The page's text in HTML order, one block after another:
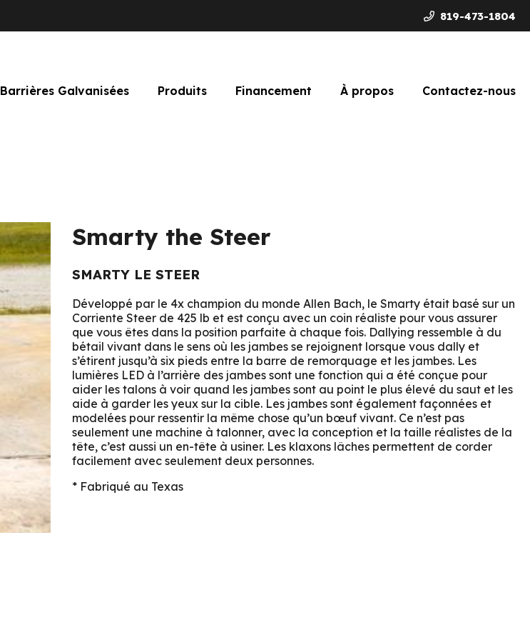
819-473-1804
Barrières Galvanisées Produits Financement À propos Contactez-nous
Smarty the Steer
SMARTY LE STEER
Développé par le 4x champion du monde Allen Bach, le Smarty était basé sur un
Corriente Steer de 425 lb et est conçu avec un coin réaliste pour vous assurer
que vous êtes dans la position parfaite à chaque fois. Dallying ressemble à du
bétail vivant dans le sens où les jambes se rejoignent lorsque vous dally et
s’étirent jusqu’à six pieds entre la barre de remorquage et les jambes. Les
lumières LED à l’arrière des jambes sont une fonction qui a été conçue pour
aider les talons à voir quand les jambes sont au point le plus élevé du saut et les
aide à garder les yeux sur la cible. Les jambes sont également façonnées et
modelées pour ressentir la même chose qu’un bœuf vivant. Ce n’est pas
seulement une machine à talonner, avec la conception et la taille réalistes de la
tête, c’est aussi un en-tête à usiner. Les klaxons lâches permettent de corder
facilement avec seulement deux personnes.
* Fabriqué au Texas